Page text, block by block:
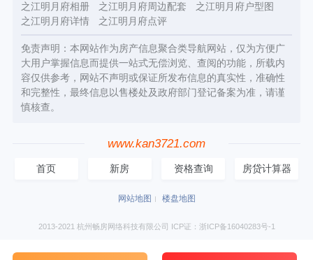
之江明月府相册
之江明月府周边配套
之江明月府户型图
之江明月府详情
之江明月府点评
免责声明：本网站作为房产信息聚合类导航网站，仅为方便广
大用户掌握信息而提供一站式无偿浏览、查阅的功能，所载内
容仅供参考，网站不声明或保证所发布信息的真实性，准确性
和完整性，最终信息以售楼处及政府部门登记备案为准，请谨
慎核查。
www.kan3721.com
首页 新房 资格查询 房贷计算器
网站地图 楼盘地图
2013-2021 杭州畅房网络科技有限公司 ICP证：浙ICP备16040283号-1